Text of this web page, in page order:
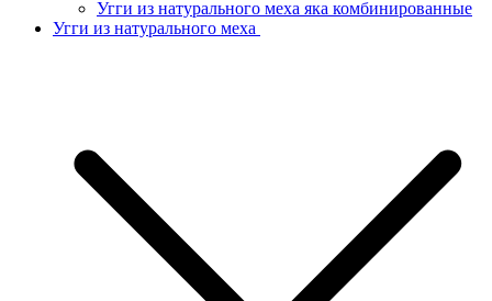
Угги из натурального меха яка комбинированные
Угги из натурального меха